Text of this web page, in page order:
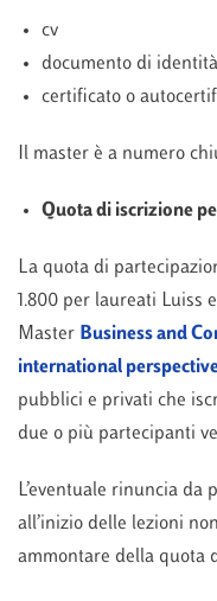
cv
documento di identità
certificato o
Il master è a numero
Quota di iscrizione
La quota di
1.800 per laureati
Master Business and
international
pubblici e privati che
due o più partecipanti
L’eventuale rinuncia da
all’inizio delle lezioni
ammontare della quota